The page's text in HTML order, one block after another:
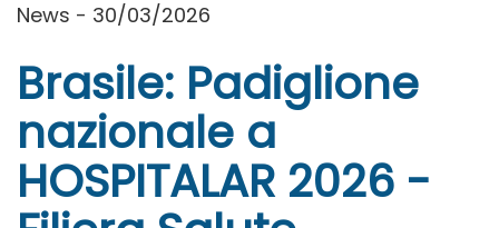
News - 30/03/2026
Brasile: Padiglione
nazionale a
HOSPITALAR 2026 -